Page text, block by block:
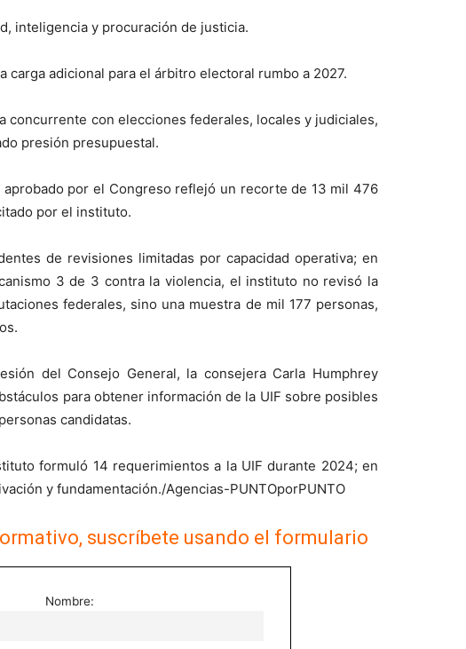
inteligencia y procuración de justicia.
carga adicional para el árbitro electoral rumbo a 2027.
concurrente con elecciones federales, locales y judiciales,
presión presupuestal.
por el Congreso reflejó un recorte de 13 mil 476
por el instituto.
de revisiones limitadas por capacidad operativa; en
3 de 3 contra la violencia, el instituto no revisó la
federales, sino una muestra de mil 177 personas,
del Consejo General, la consejera Carla Humphrey
para obtener información de la UIF sobre posibles
candidatas.
formuló 14 requerimientos a la UIF durante 2024; en
y fundamentación./Agencias-PUNTOporPUNTO
suscríbete usando el formulario
Nombre: